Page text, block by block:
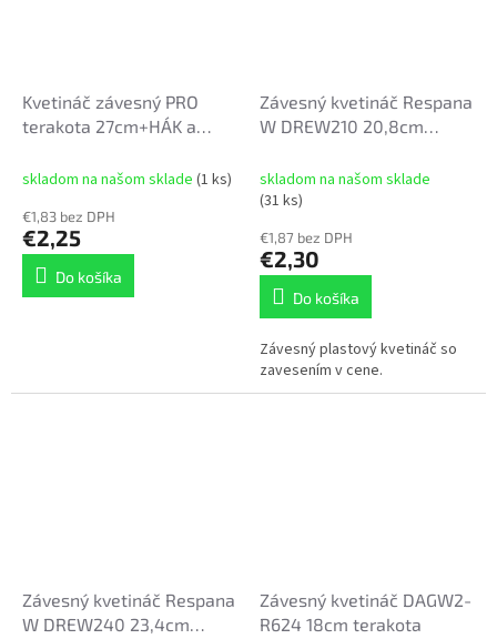
Kvetináč závesný PRO
terakota 27cm+HÁK a
skladom na našom sklade (1 ks)
€1,83 bez DPH
€2,25
Do košíka
Závesný kvetináč Respana
W DREW210 20,8cm
skladom na našom sklade
(31 ks)
€1,87 bez DPH
€2,30
Do košíka
Závesný plastový kvetináč so
zavesením v cene.
Závesný kvetináč Respana
W DREW240 23,4cm
Závesný kvetináč DAGW2-
R624 18cm terakota